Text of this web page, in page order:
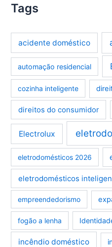
Tags
acidente doméstico
automação residencial
cozinha inteligente
direitos do consumidor
Electrolux
eletrodomésticos 2026
eletrodomésticos
empreendedorismo
fogão a lenha
incêndio doméstico